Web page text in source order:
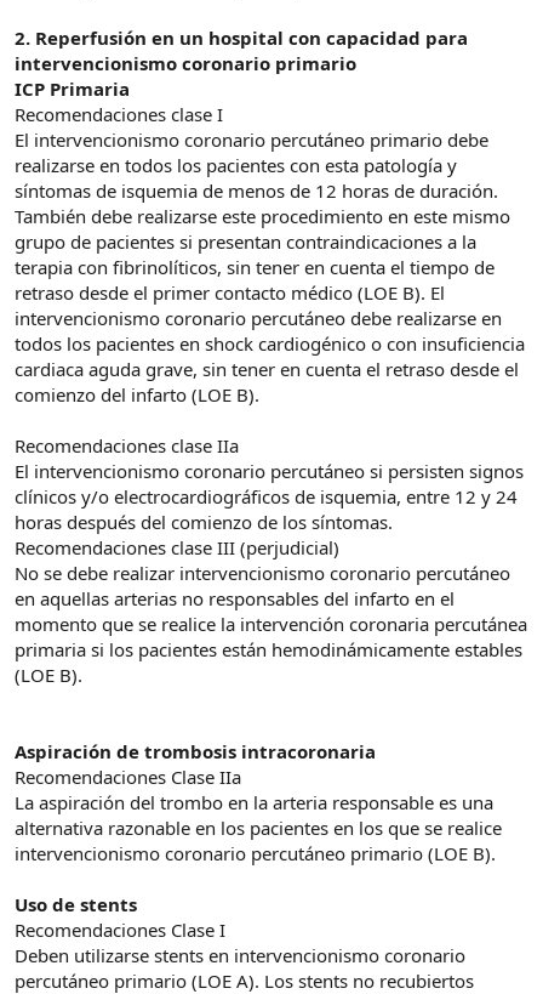
2. Reperfusión en un hospital con capacidad para
intervencionismo coronario primario
ICP Primaria
Recomendaciones clase I
El intervencionismo coronario percutáneo primario debe
realizarse en todos los pacientes con esta patología y
síntomas de isquemia de menos de 12 horas de duración.
También debe realizarse este procedimiento en este mismo
grupo de pacientes si presentan contraindicaciones a la
terapia con fibrinolíticos, sin tener en cuenta el tiempo de
retraso desde el primer contacto médico (LOE B). El
intervencionismo coronario percutáneo debe realizarse en
todos los pacientes en shock cardiogénico o con insuficiencia
cardiaca aguda grave, sin tener en cuenta el retraso desde el
comienzo del infarto (LOE B).
Recomendaciones clase IIa
El intervencionismo coronario percutáneo si persisten signos
clínicos y/o electrocardiográficos de isquemia, entre 12 y 24
horas después del comienzo de los síntomas.
Recomendaciones clase III (perjudicial)
No se debe realizar intervencionismo coronario percutáneo
en aquellas arterias no responsables del infarto en el
momento que se realice la intervención coronaria percutánea
primaria si los pacientes están hemodinámicamente estables
(LOE B).
Aspiración de trombosis intracoronaria
Recomendaciones Clase IIa
La aspiración del trombo en la arteria responsable es una
alternativa razonable en los pacientes en los que se realice
intervencionismo coronario percutáneo primario (LOE B).
Uso de stents
Recomendaciones Clase I
Deben utilizarse stents en intervencionismo coronario
percutáneo primario (LOE A). Los stents no recubiertos